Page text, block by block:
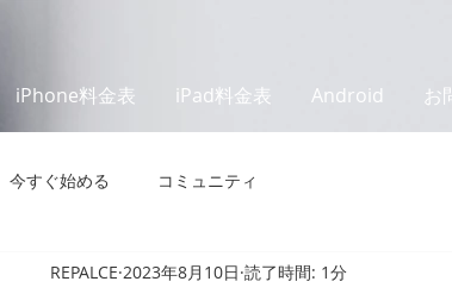
iPhone料金表 iPad料金表 Android お
今すぐ始める コミュニティ
REPALCE 2023年8月10日 読了時間: 1分